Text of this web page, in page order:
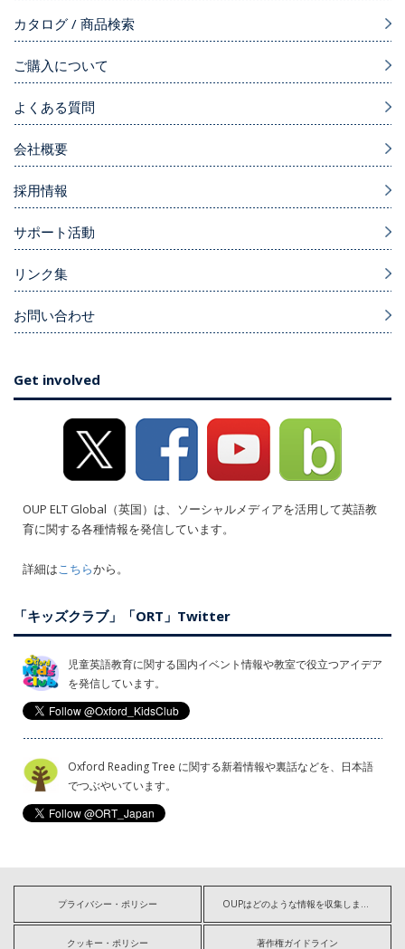
カタログ / 商品検索
ご購入について
よくある質問
会社概要
採用情報
サポート活動
リンク集
お問い合わせ
Get involved
OUP ELT Global（英国）は、ソーシャルメディアを活用して英語教
育に関する各種情報を発信しています。
詳細はこちらから。
「キッズクラブ」「ORT」Twitter
児童英語教育に関する国内イベント情報や教室で役立つアイデア
を発信しています。
Oxford Reading Tree に関する新着情報や裏話などを、日本語
でつぶやいています。
プライバシー・ポリシー OUPはどのような情報を収集しますか?
クッキー・ポリシー 著作権ガイドライン